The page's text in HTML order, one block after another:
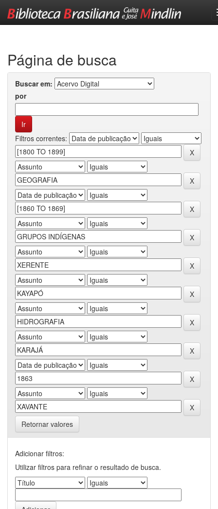
Página de busca
Buscar em:
por
Filtros correntes:
Retornar valores
Adicionar filtros:
Utilizar filtros para refinar o resultado de busca.